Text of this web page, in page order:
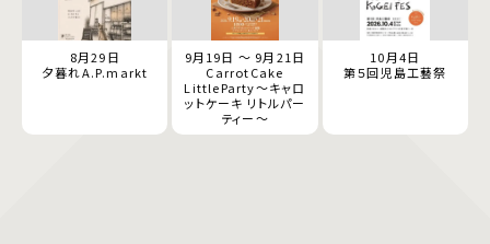
8月29日
夕暮れA.P.markt
9月19日 ～ 9月21日
CarrotCake
LittleParty～キャロ
ットケーキ リトルパー
ティー～
10月4日
第５回児島工藝祭